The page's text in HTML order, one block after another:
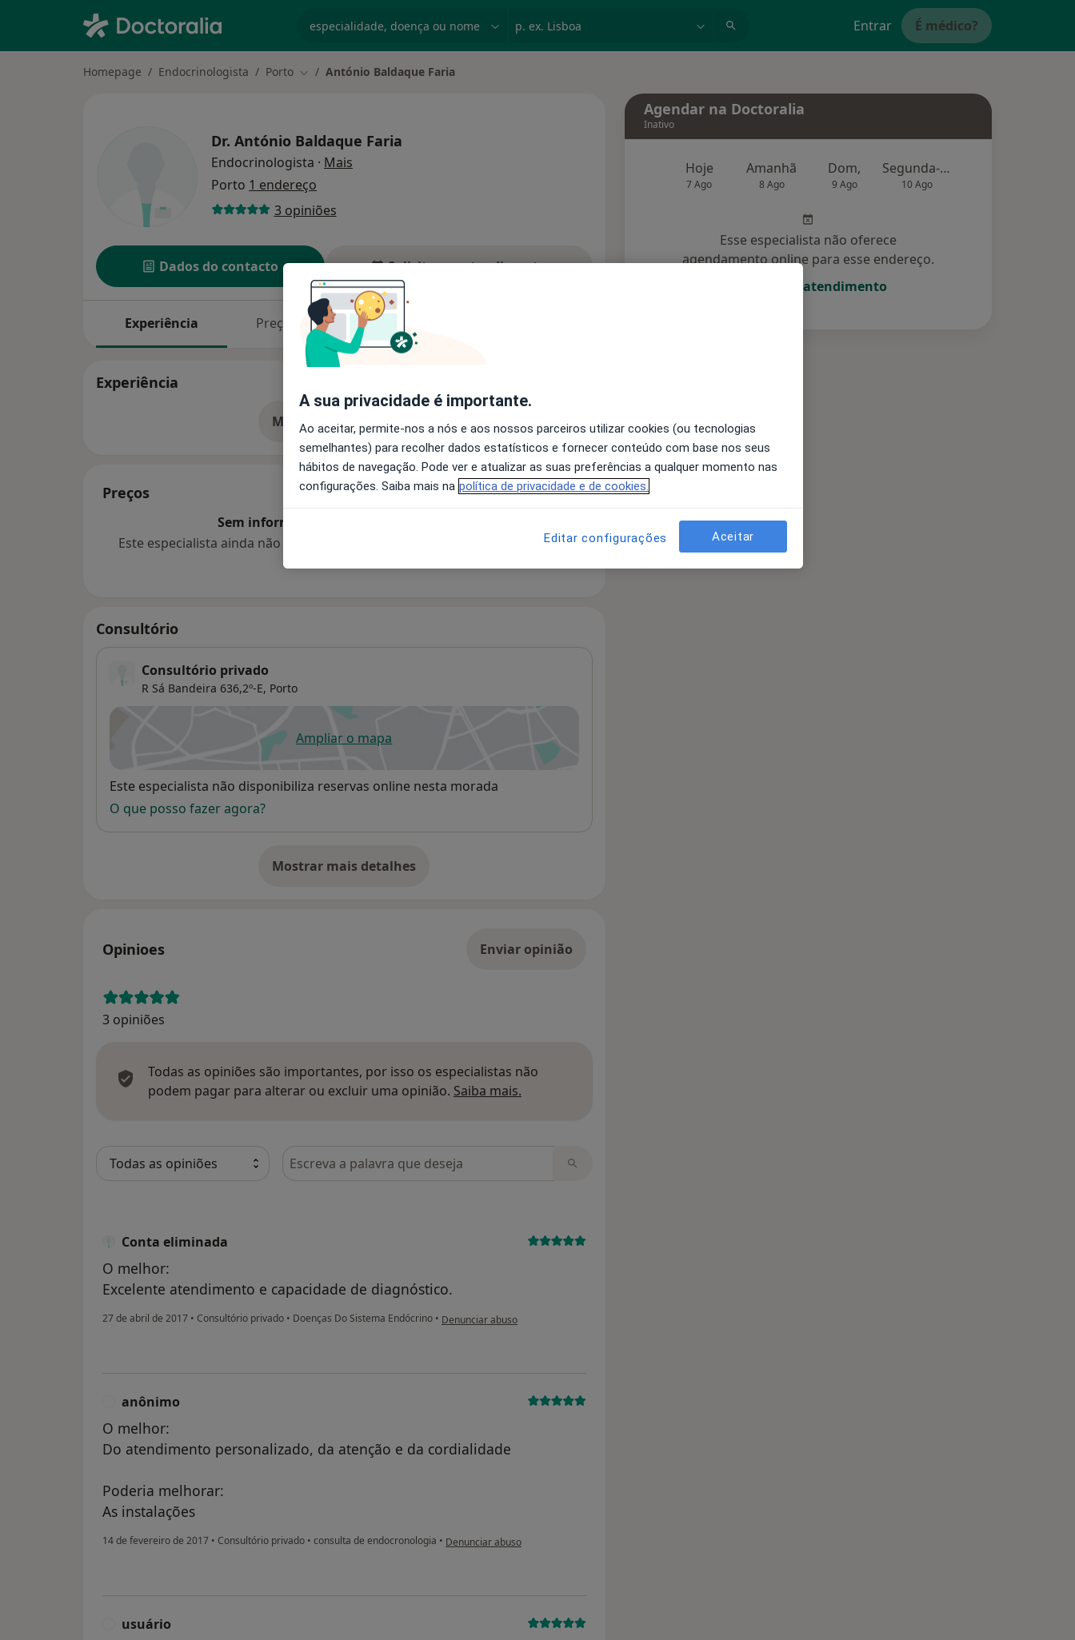
Entrar É médico?
Homepage Endocrinologista Porto Mudar de cidade
António Baldaque Faria
Dr. António Baldaque Faria
Endocrinologista · Mais
Porto 1 endereço
3 opiniões
Dados do contacto Solicite um atendimento
Experiência Preços Consultórios
Experiência
Mostrar mais detalhes
sobre a experiência
Preços
Sem informação sobre serviços e preços
Este especialista ainda não adicionou nenhuma informação sobre serviços
Consultório
Consultório privado
R Sá Bandeira 636,2º-E, Porto
Ampliar o mapaabre num novo separador
Disponibilidade
Este especialista não disponibiliza reservas online nesta morada
O que posso fazer agora?
Mostrar mais detalhes
sobre o endereço
Opinioes Enviar opinião
3 opiniões
Todas as opiniões são importantes, por isso os especialistas não
podem pagar para alterar ou excluir uma opinião. Saiba mais.
Pesquisar em opiniões
Conta eliminada
O melhor:
Excelente atendimento e capacidade de diagnóstico.
27 de abril de 2017 • Consultório privado • Doenças Do Sistema Endócrino • na opinião do utilizador Conta eliminada
Denunciar abuso
anônimo
O melhor:
Do atendimento personalizado, da atenção e da cordialidade
Poderia melhorar:
As instalações
14 de fevereiro de 2017 • Consultório privado • consulta de endocronologia • na opinião do utilizador anônimo
Denunciar abuso
usuário
Agendar na Doctoralia
Inativo
Hoje
7 Ago
Amanhã
8 Ago
Dom,
9 Ago
Segunda-feira
10 Ago
Esse especialista não oferece
agendamento online para esse endereço.
Solicite um atendimento
A sua privacidade é importante.
Ao aceitar, permite-nos a nós e aos nossos parceiros utilizar cookies (ou tecnologias
semelhantes) para recolher dados estatísticos e fornecer conteúdo com base nos seus
hábitos de navegação. Pode ver e atualizar as suas preferências a qualquer momento nas
configurações. Saiba mais na política de privacidade e de cookies.
Editar configurações Aceitar